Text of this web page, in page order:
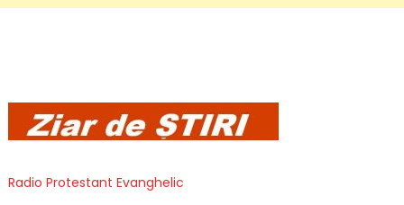
Radio Protestant Evanghelic